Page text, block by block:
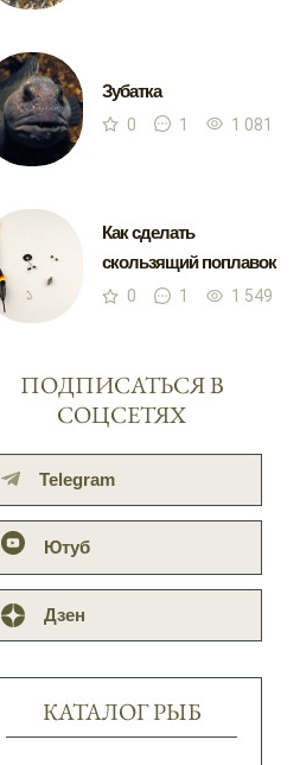
Зубатка
0 1 1 081
Как сделать
скользящий поплавок
0 1 1 549
ПОДПИСАТЬСЯ В
СОЦСЕТЯХ
Telegram
Ютуб
Дзен
КАТАЛОГ РЫБ